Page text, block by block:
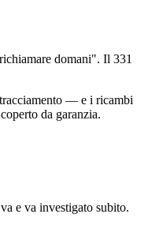
domani". Il 331
— e i ricambi
da garanzia.
e va investigato subito.